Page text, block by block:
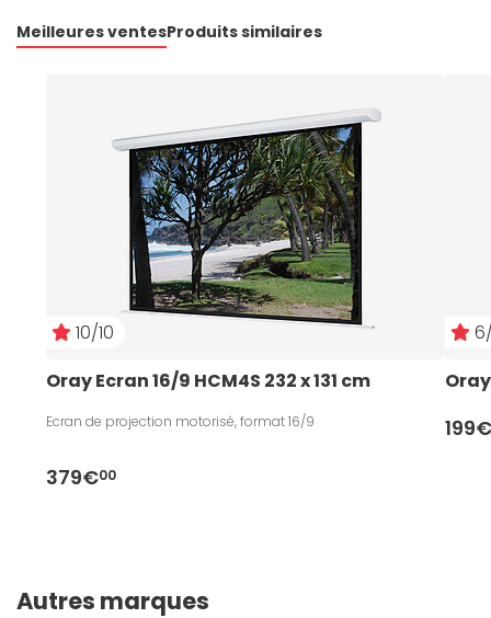
Meilleures ventesProduits similaires
10/10
Oray Ecran 16/9 HCM4S 232 x 131 cm
Ecran de projection motorisé, format 16/9
379€00
Autres marques